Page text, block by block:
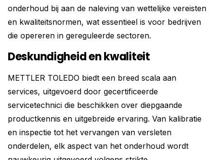
onderhoud bij aan de naleving van wettelijke vereisten
en kwaliteitsnormen, wat essentieel is voor bedrijven
die opereren in gereguleerde sectoren.
Deskundigheid en kwaliteit
METTLER TOLEDO biedt een breed scala aan
services, uitgevoerd door gecertificeerde
servicetechnici die beschikken over diepgaande
productkennis en uitgebreide ervaring. Van kalibratie
en inspectie tot het vervangen van versleten
onderdelen, elk aspect van het onderhoud wordt